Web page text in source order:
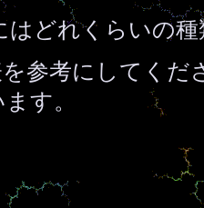
どれくらいの種
参考にしてくだ
す。